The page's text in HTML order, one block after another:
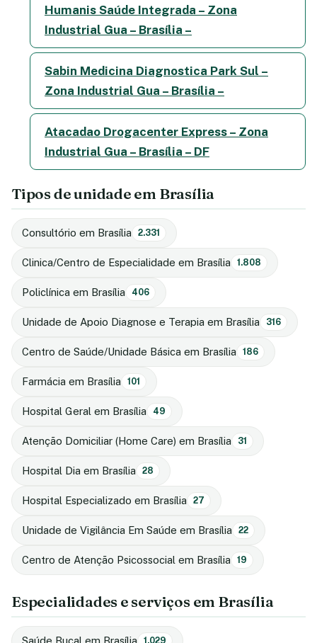
Humanis Saúde Integrada – Zona
Industrial Gua – Brasília –
Sabin Medicina Diagnostica Park Sul –
Zona Industrial Gua – Brasília –
Atacadao Drogacenter Express – Zona
Industrial Gua – Brasília – DF
Tipos de unidade em Brasília
Consultório em Brasília 2.331
Clinica/Centro de Especialidade em Brasília 1.808
Policlínica em Brasília 406
Unidade de Apoio Diagnose e Terapia em Brasília 316
Centro de Saúde/Unidade Básica em Brasília 186
Farmácia em Brasília 101
Hospital Geral em Brasília 49
Atenção Domiciliar (Home Care) em Brasília 31
Hospital Dia em Brasília 28
Hospital Especializado em Brasília 27
Unidade de Vigilância Em Saúde em Brasília 22
Centro de Atenção Psicossocial em Brasília 19
Especialidades e serviços em Brasília
1.029